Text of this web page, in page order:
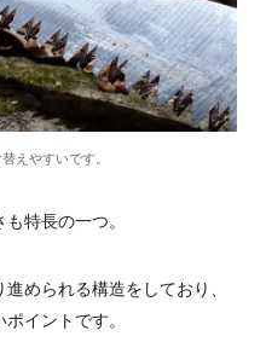
えやすいです。
特長の一つ。
められる構造をしており、
イントです。